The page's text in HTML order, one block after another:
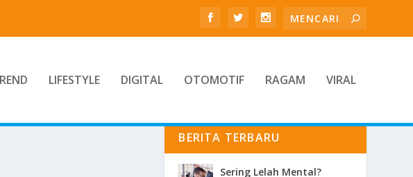
LIFESTYLE DIGITAL OTOMOTIF RAGAM VIRAL
BERITA TERBARU
Sering Lelah Mental?